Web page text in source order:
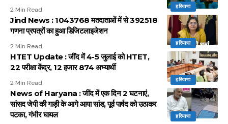
हरियाणा
2 Min Read
हरियाणा
Jind News : 1043768 मतदाताओं में से 392518
गणना प्रपत्रों का हुआ डिजिटलाइजेशन
2 Min Read
हरियाणा
HTET Update : जींद में 4-5 जुलाई को HTET,
22 परीक्षा केंद्र, 12 हजार 874 अभ्यार्थी
2 Min Read
हरियाणा
News of Haryana : जींद में एक दिन 2 घटनाएं,
सांसद जेपी की गाड़ी के आगे आया सांड, पूर्व पार्षद को उठाकर
पटका, गंभीर घायल